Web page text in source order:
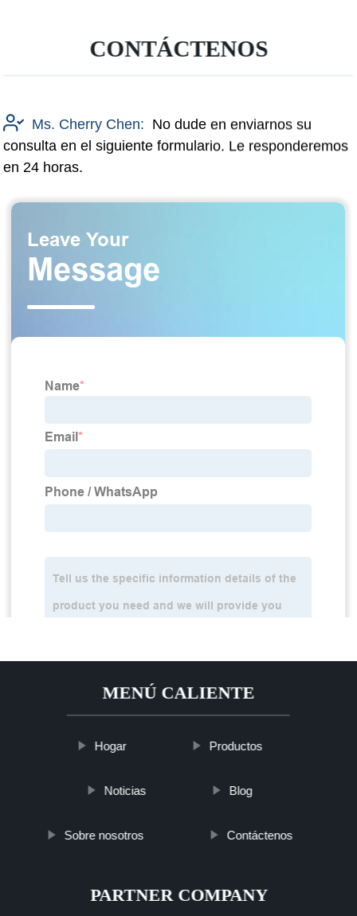
CONTÁCTENOS
Ms. Cherry Chen: No dude en enviarnos su
consulta en el siguiente formulario. Le responderemos
en 24 horas.
MENÚ CALIENTE
Hogar Productos
Noticias Blog
Sobre nosotros Contáctenos
PARTNER COMPANY